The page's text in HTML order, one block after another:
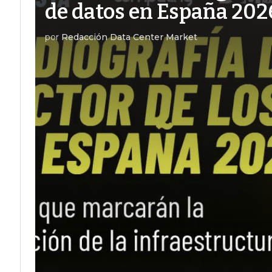
de datos en España
por Redacción Data Center Market